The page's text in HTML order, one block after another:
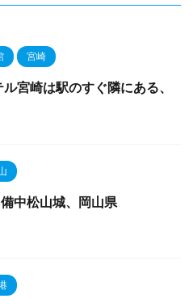
宮崎
宮崎は駅のすぐ隣にある、
中松山城、岡山県